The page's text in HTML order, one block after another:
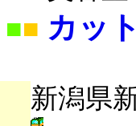
■■ カッ
新潟県